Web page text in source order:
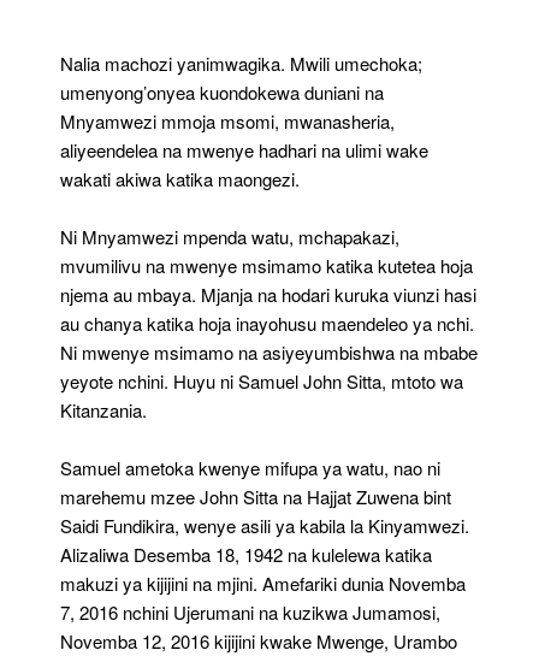
Nalia machozi yanimwagika. Mwili umechoka;
umenyong’onyea kuondokewa duniani na
Mnyamwezi mmoja msomi, mwanasheria,
aliyeendelea na mwenye hadhari na ulimi wake
wakati akiwa katika maongezi.
Ni Mnyamwezi mpenda watu, mchapakazi,
mvumilivu na mwenye msimamo katika kutetea hoja
njema au mbaya. Mjanja na hodari kuruka viunzi hasi
au chanya katika hoja inayohusu maendeleo ya nchi.
Ni mwenye msimamo na asiyeyumbishwa na mbabe
yeyote nchini. Huyu ni Samuel John Sitta, mtoto wa
Kitanzania.
Samuel ametoka kwenye mifupa ya watu, nao ni
marehemu mzee John Sitta na Hajjat Zuwena bint
Saidi Fundikira, wenye asili ya kabila la Kinyamwezi.
Alizaliwa Desemba 18, 1942 na kulelewa katika
makuzi ya kijijini na mjini. Amefariki dunia Novemba
7, 2016 nchini Ujerumani na kuzikwa Jumamosi,
Novemba 12, 2016 kijijini kwake Mwenge, Urambo